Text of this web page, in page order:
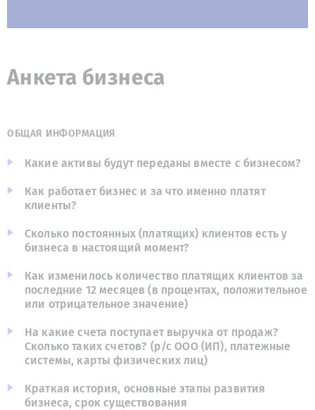
Анкета бизнеса
ОБЩАЯ ИНФОРМАЦИЯ
Какие активы будут переданы вместе с бизнесом?
Как работает бизнес и за что именно платят
клиенты?
Сколько постоянных (платящих) клиентов есть у
бизнеса в настоящий момент?
Как изменилось количество платящих клиентов за
последние 12 месяцев (в процентах, положительное
или отрицательное значение)
На какие счета поступает выручка от продаж?
Сколько таких счетов? (р/с ООО (ИП), платежные
системы, карты физических лиц)
Краткая история, основные этапы развития
бизнеса, срок существования